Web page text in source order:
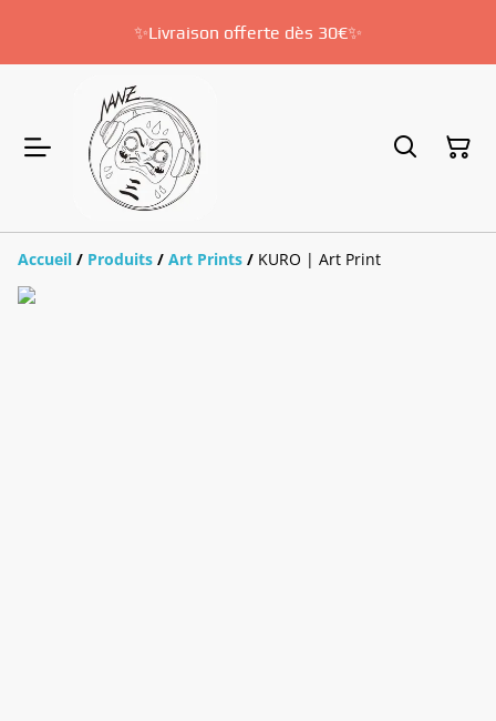
✨Livraison offerte dès 30€✨
Accueil / Produits / Art Prints / KURO | Art Print